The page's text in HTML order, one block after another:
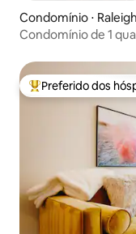
Condomínio ⋅ Raleigh
Condomínio de 1
Entre os melhores
Preferido dos